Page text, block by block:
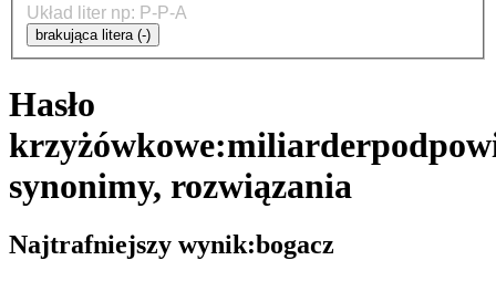
brakująca litera (-)
Hasło
krzyżówkowe:miliarder
synonimy, rozwiązania
Najtrafniejszy wynik:bogacz